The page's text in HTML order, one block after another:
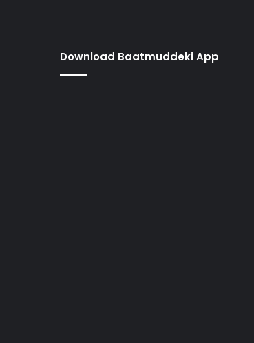
Download Baatmuddeki App